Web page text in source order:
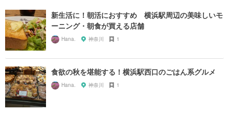
新生活に！朝活におすすめ 横浜駅周辺の美味しいモ
ーニング・朝食が買える店舗
Hana. 神奈川 1
食欲の秋を堪能する！横浜駅西口のごはん系グルメ
Hana. 神奈川 1